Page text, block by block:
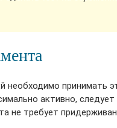
принимать
активно,
не требует